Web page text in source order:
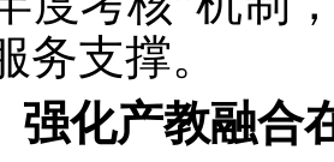
务支撑。
强化产教融合